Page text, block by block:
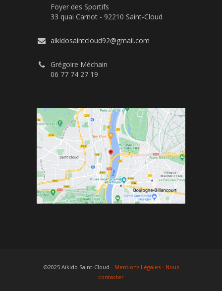
Foyer des Sportifs
33 quai Carnot - 92210 Saint-Cloud
aikidosaintcloud92@gmail.com
Grégoire Méchain
06 77 74 27 19
©2025 Aïkido Saint-Cloud - Mentions Légales- Nous
contacter